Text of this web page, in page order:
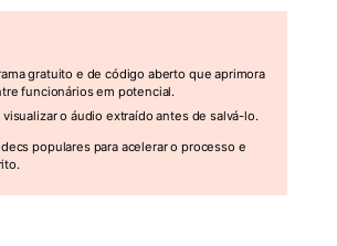
gratuito e de código aberto que aprimora
funcionários em potencial.
o áudio extraído antes de salvá-lo.
populares para acelerar o processo e